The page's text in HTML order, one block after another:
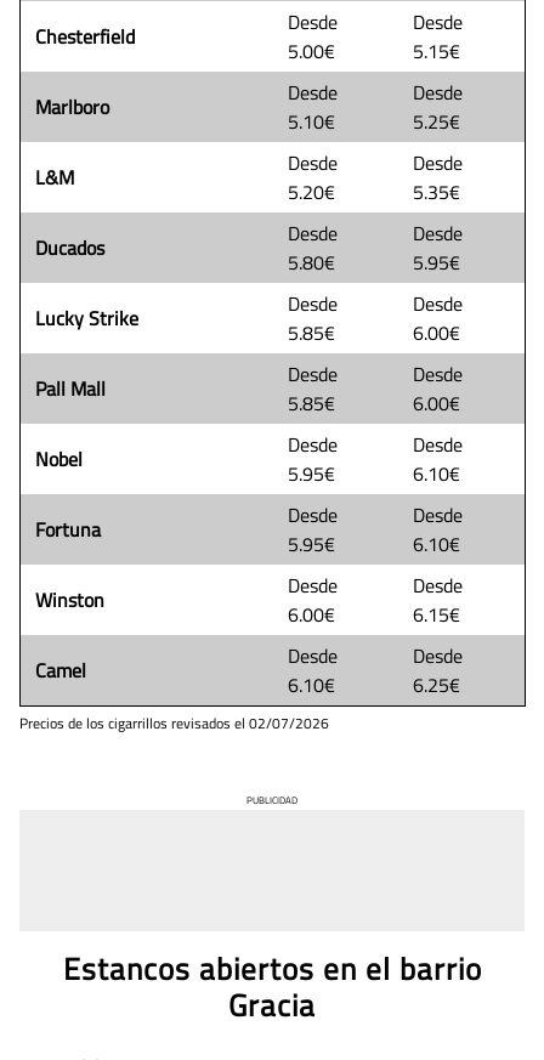
Chesterfield
Desde
5.00€
Desde
5.15€
Marlboro
Desde
5.10€
Desde
5.25€
L&M
Desde
5.20€
Desde
5.35€
Ducados
Desde
5.80€
Desde
5.95€
Lucky Strike
Desde
5.85€
Desde
6.00€
Pall Mall
Desde
5.85€
Desde
6.00€
Nobel
Desde
5.95€
Desde
6.10€
Fortuna
Desde
5.95€
Desde
6.10€
Winston
Desde
6.00€
Desde
6.15€
Camel
Desde
6.10€
Desde
6.25€
Precios de los cigarrillos revisados el 02/07/2026
PUBLICIDAD
Estancos abiertos en el barrio
Gracia